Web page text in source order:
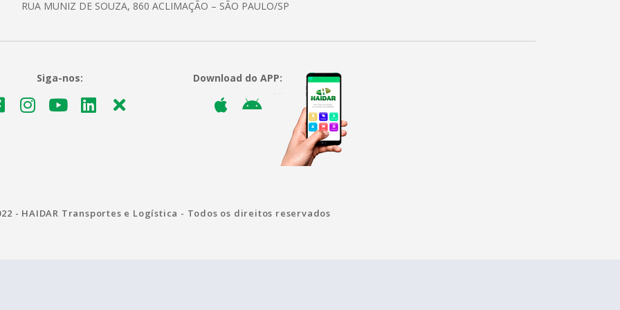
RUA MUNIZ DE SOUZA, 860 ACLIMAÇÃO – SÃO PAULO/SP
Siga-nos: Download do APP:
- HAIDAR Transportes e Logística - Todos os direitos reservados